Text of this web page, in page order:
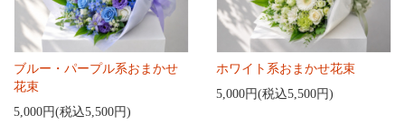
ブルー・パープル系おまかせ
花束
5,000円(税込5,500円)
ホワイト系おまかせ花束
5,000円(税込5,500円)